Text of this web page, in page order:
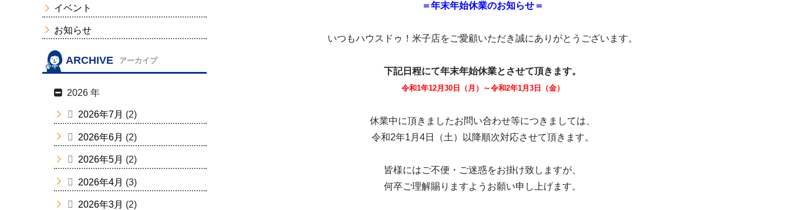
＝年末年始休業のお知らせ＝
いつもハウスドゥ！米子店をご愛顧いただき誠にありがとうございます。
下記日程にて年末年始休業とさせて頂きます。
令和1年12月30日（月）～令和2年1月3日（金）
休業中に頂きましたお問い合わせ等につきましては、
令和2年1月4日（土）以降順次対応させて頂きます。
皆様にはご不便・ご迷惑をお掛け致しますが、
何卒ご理解賜りますようお願い申し上げます。
イベント
お知らせ
ARCHIVE アーカイブ
2026 年
2026年7月 (2)
2026年6月 (2)
2026年5月 (2)
2026年4月 (3)
2026年3月 (2)